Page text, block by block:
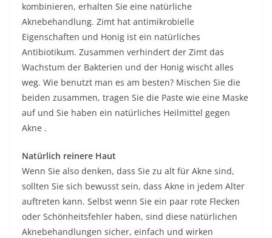
kombinieren, erhalten Sie eine natürliche
Aknebehandlung. Zimt hat antimikrobielle
Eigenschaften und Honig ist ein natürliches
Antibiotikum. Zusammen verhindert der Zimt das
Wachstum der Bakterien und der Honig wischt alles
weg. Wie benutzt man es am besten? Mischen Sie die
beiden zusammen, tragen Sie die Paste wie eine Maske
auf und Sie haben ein natürliches Heilmittel gegen
Akne .
Natürlich reinere Haut
Wenn Sie also denken, dass Sie zu alt für Akne sind,
sollten Sie sich bewusst sein, dass Akne in jedem Alter
auftreten kann. Selbst wenn Sie ein paar rote Flecken
oder Schönheitsfehler haben, sind diese natürlichen
Aknebehandlungen sicher, einfach und wirken